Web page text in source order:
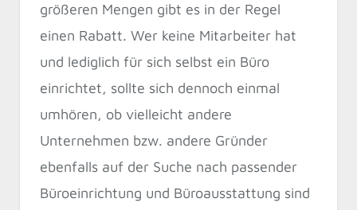
größeren Mengen gibt es in der Regel
einen Rabatt. Wer keine Mitarbeiter hat
und lediglich für sich selbst ein Büro
einrichtet, sollte sich dennoch einmal
umhören, ob vielleicht andere
Unternehmen bzw. andere Gründer
ebenfalls auf der Suche nach passender
Büroeinrichtung und Büroausstattung sind